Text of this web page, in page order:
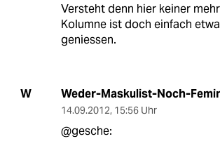
Versteht denn hier keiner
Kolumne ist doch einfach
geniessen.
W Weder-Maskulist-Noch-
14.09.2012, 15:56 Uhr
@gesche: